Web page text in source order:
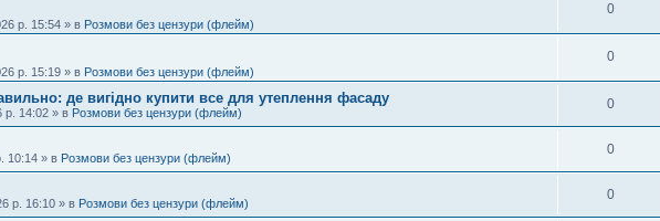
р. 15:54 » в Розмови без цензури (флейм)
0
р. 15:19 » в Розмови без цензури (флейм)
0
де вигідно купити все для утеплення фасаду
р. 14:02 » в Розмови без цензури (флейм)
0
10:14 » в Розмови без цензури (флейм)
0
р. 16:10 » в Розмови без цензури (флейм)
0